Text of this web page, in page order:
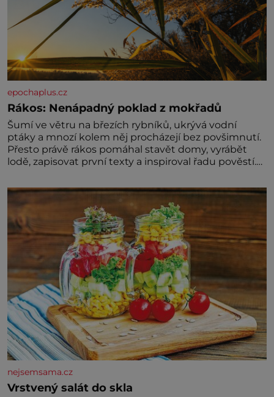
epochaplus.cz
Rákos: Nenápadný poklad z mokřadů
Šumí ve větru na březích rybníků, ukrývá vodní
ptáky a mnozí kolem něj procházejí bez povšimnutí.
Přesto právě rákos pomáhal stavět domy, vyrábět
lodě, zapisovat první texty a inspiroval řadu pověstí.
už tisíce let. Většina lidí vnímá rákos jen jako
obyčejnou kulisu letního koupání. Stačí se však
podívat
nejsemsama.cz
Vrstvený salát do skla